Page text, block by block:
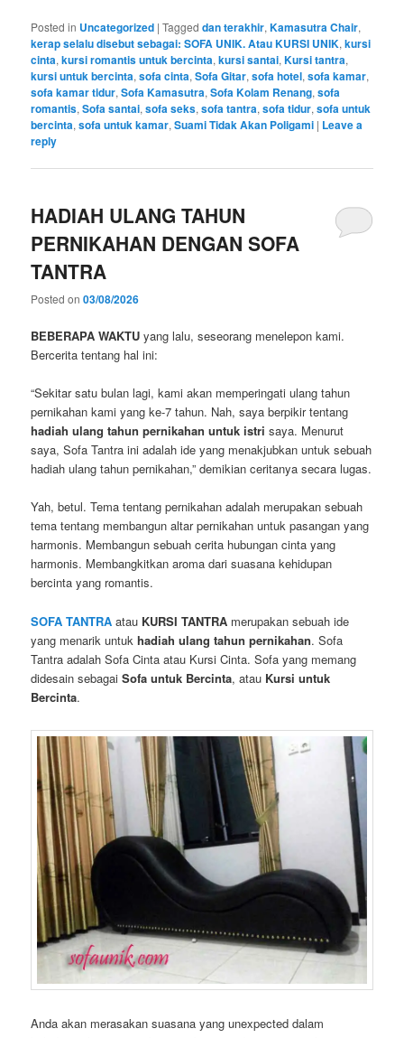
Posted in Uncategorized |Tagged dan terakhir,Kamasutra Chair,
kerap selalu disebut sebagai: SOFA UNIK. Atau KURSI UNIK,kursi
cinta,kursi romantis untuk bercinta,kursi santai,Kursi tantra,
kursi untuk bercinta,sofa cinta,Sofa Gitar,sofa hotel,sofa kamar,
sofa kamar tidur,Sofa Kamasutra,Sofa Kolam Renang,sofa
romantis,Sofa santai,sofa seks,sofa tantra,sofa tidur,sofa untuk
bercinta,sofa untuk kamar,Suami Tidak Akan Poligami | Leave a
reply
HADIAH ULANG TAHUN
PERNIKAHAN DENGAN SOFA
TANTRA
Posted on03/08/2026
BEBERAPA WAKTU yang lalu, seseorang menelepon kami.
Bercerita tentang hal ini:
“Sekitar satu bulan lagi, kami akan memperingati ulang tahun
pernikahan kami yang ke-7 tahun. Nah, saya berpikir tentang
hadiah ulang tahun pernikahan untuk istri saya. Menurut
saya, Sofa Tantra ini adalah ide yang menakjubkan untuk sebuah
hadiah ulang tahun pernikahan,” demikian ceritanya secara lugas.
Yah, betul. Tema tentang pernikahan adalah merupakan sebuah
tema tentang membangun altar pernikahan untuk pasangan yang
harmonis. Membangun sebuah cerita hubungan cinta yang
harmonis. Membangkitkan aroma dari suasana kehidupan
bercinta yang romantis.
SOFA TANTRA atau KURSI TANTRA merupakan sebuah ide
yang menarik untukhadiah ulang tahun pernikahan. Sofa
Tantra adalah Sofa Cinta atau Kursi Cinta. Sofa yang memang
didesain sebagaiSofa untuk Bercinta, atau Kursi untuk
Bercinta.
Anda akan merasakan suasana yang unexpected dalam